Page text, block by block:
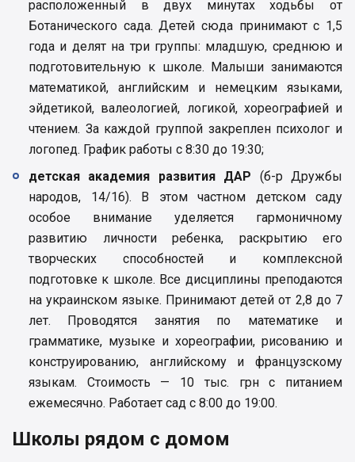
расположенный в двух минутах ходьбы от
Ботанического сада. Детей сюда принимают с 1,5
года и делят на три группы: младшую, среднюю и
подготовительную к школе. Малыши занимаются
математикой, английским и немецким языками,
эйдетикой, валеологией, логикой, хореографией и
чтением. За каждой группой закреплен психолог и
логопед. График работы с 8:30 до 19:30;
детская академия развития ДАР (б-р Дружбы
народов, 14/16). В этом частном детском саду
особое внимание уделяется гармоничному
развитию личности ребенка, раскрытию его
творческих способностей и комплексной
подготовке к школе. Все дисциплины преподаются
на украинском языке. Принимают детей от 2,8 до 7
лет. Проводятся занятия по математике и
грамматике, музыке и хореографии, рисованию и
конструированию, английскому и французскому
языкам. Стоимость — 10 тыс. грн с питанием
ежемесячно. Работает сад с 8:00 до 19:00.
Школы рядом с домом